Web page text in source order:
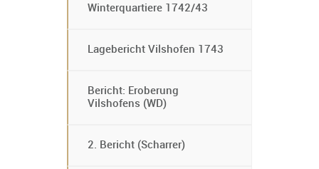
Winterquartiere 1742/43
Lagebericht Vilshofen 1743
Bericht: Eroberung
Vilshofens (WD)
2. Bericht (Scharrer)